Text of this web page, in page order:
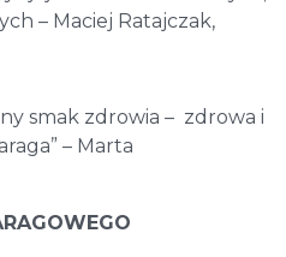
– Maciej Ratajczak,
smak zdrowia – zdrowa i
– Marta